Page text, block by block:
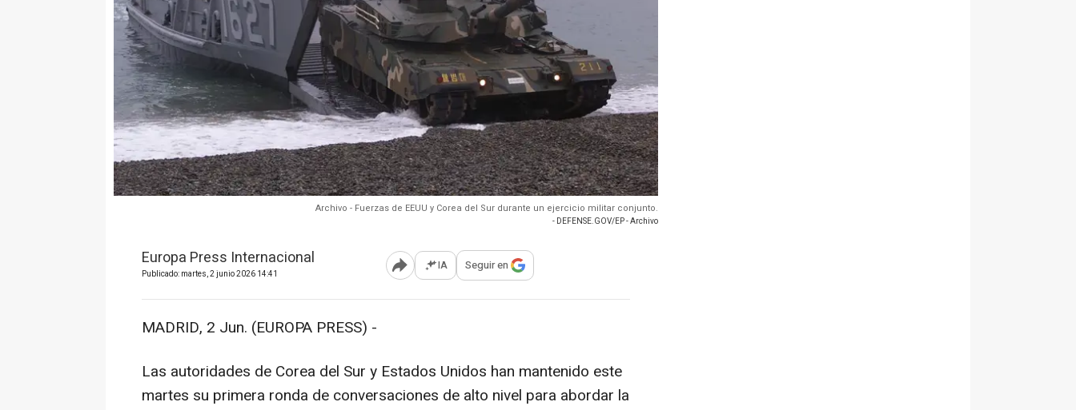
Archivo - Fuerzas de EEUU y Corea del Sur durante un ejercicio militar conjunto.
- DEFENSE.GOV/EP - Archivo
Europa Press Internacional
Publicado: martes, 2 junio 2026 14:41 Abrir opciones para compartir
IA Seguir en
MADRID, 2 Jun. (EUROPA PRESS) -
Las autoridades de Corea del Sur y Estados Unidos han mantenido este
martes su primera ronda de conversaciones de alto nivel para abordar la